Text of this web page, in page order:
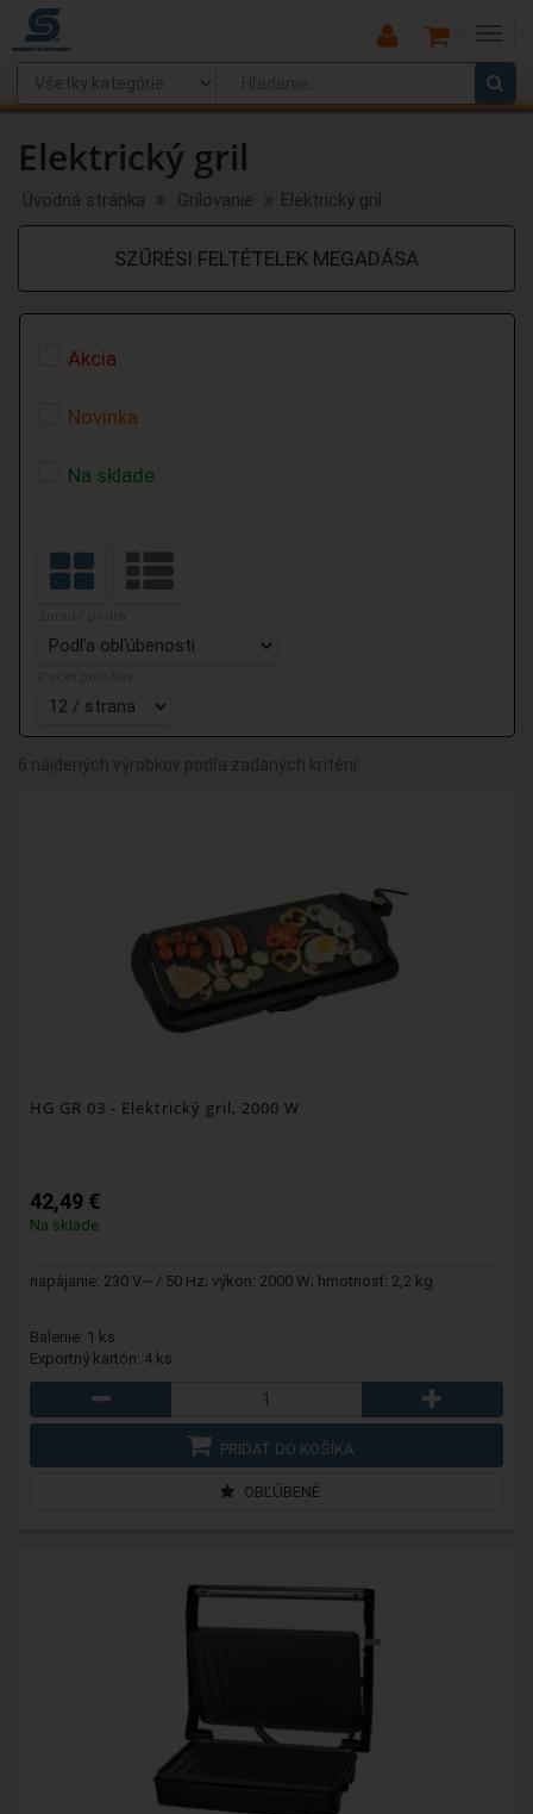
Main
Menu
Elektrický gril
Úvodná stránka Grilovanie Elektrický gril
SZŰRÉSI FELTÉTELEK MEGADÁSA
Akcia
Novinka
Na sklade
6 nájdených výrobkov podľa zadaných kritérií.
HG GR 03 - Elektrický gril, 2000 W
42,49 €
Na sklade
napájanie: 230 V~ / 50 Hz; výkon: 2000 W; hmotnosť: 2,2 kg
Balenie: 1 ks
Exportný kartón: 4 ks
PRIDAŤ DO KOŠÍKA
OBĽÚBENÉ